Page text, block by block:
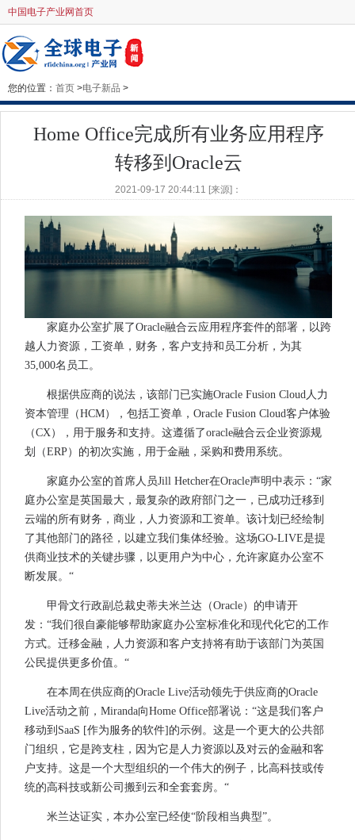
中国电子产业网首页
您的位置： 首页 >电子新品 >
Home Office完成所有业务应用程序
转移到Oracle云
2021-09-17 20:44:11 [来源]：
家庭办公室扩展了Oracle融合云应用程序套件的部署，以跨
越人力资源，工资单，财务，客户支持和员工分析，为其
35,000名员工。
根据供应商的说法，该部门已实施Oracle Fusion Cloud人力
资本管理（HCM），包括工资单，Oracle Fusion Cloud客户体验
（CX），用于服务和支持。这遵循了oracle融合云企业资源规
划（ERP）的初次实施，用于金融，采购和费用系统。
家庭办公室的首席人员Jill Hetcher在Oracle声明中表示：“家
庭办公室是英国最大，最复杂的政府部门之一，已成功迁移到
云端的所有财务，商业，人力资源和工资单。该计划已经绘制
了其他部门的路径，以建立我们集体经验。这场GO-LIVE是提
供商业技术的关键步骤，以更用户为中心，允许家庭办公室不
断发展。“
甲骨文行政副总裁史蒂夫米兰达（Oracle）的申请开
发：“我们很自豪能够帮助家庭办公室标准化和现代化它的工作
方式。迁移金融，人力资源和客户支持将有助于该部门为英国
公民提供更多价值。“
在本周在供应商的Oracle Live活动领先于供应商的Oracle
Live活动之前，Miranda向Home Office部署说：“这是我们客户
移动到SaaS [作为服务的软件]的示例。这是一个更大的公共部
门组织，它是跨支柱，因为它是人力资源以及对云的金融和客
户支持。这是一个大型组织的一个伟大的例子，比高科技或传
统的高科技或新公司搬到云和全套套房。“
米兰达证实，本办公室已经使“阶段相当典型”。